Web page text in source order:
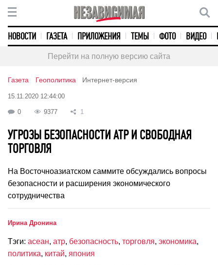
НОВОСТИ ГАЗЕТА ПРИЛОЖЕНИЯ ТЕМЫ ФОТО ВИДЕО
Перейти на полную версию сайта
Газета Геополитика Интернет-версия
15.11.2020 12:44:00
0 9377 1
УГРОЗЫ БЕЗОПАСНОСТИ АТР И СВОБОДНАЯ
ТОРГОВЛЯ
На Восточноазиатском саммите обсуждались вопросы
безопасности и расширения экономического
сотрудничества
Ирина Дронина
Тэги: асеан, атр, безопасность, торговля, экономика,
политика, китай, япония